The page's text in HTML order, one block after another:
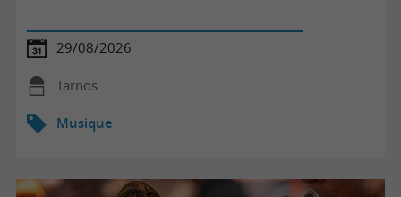
29/08/2026
Tarnos
Musique